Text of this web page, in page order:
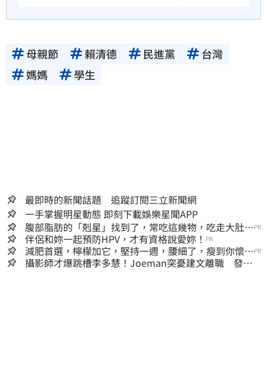
母親節 賴清德 民進黨
台灣
媽媽
學生
最即時的新聞話題 追蹤訂閱三立新聞網
一手掌握明星動態 即刻下載娛樂星聞APP
腹部脂肪的「剋星」找到了，常吃這幾物，吃走大肚
囊，瘦出小蠻腰
PR
伴侶和妳一起預防HPV，才有資格說愛妳！ PR
減肥首選，檸檬加它，堅持一週，腰細了，瘦到你懷疑
人生
PR
攝影師才爆跳槽李多慧！Joeman突憂建文離職 發聲